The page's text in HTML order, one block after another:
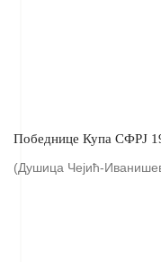
Победнице Купа СФРЈ
(Душица Чејић-